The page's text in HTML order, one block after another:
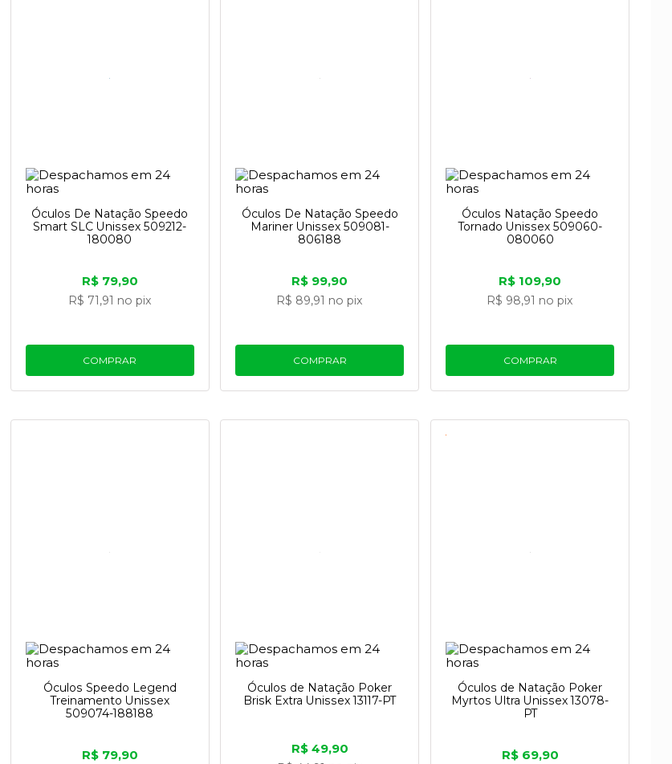
Óculos De Natação Speedo
Smart SLC Unissex 509212-
180080
R$ 79,90
R$ 71,91 no pix
COMPRAR
Óculos De Natação Speedo
Mariner Unissex 509081-
806188
R$ 99,90
R$ 89,91 no pix
COMPRAR
Óculos Natação Speedo
Tornado Unissex 509060-
080060
R$ 109,90
R$ 98,91 no pix
COMPRAR
Óculos Speedo Legend
Treinamento Unissex
509074-188188
R$ 79,90
Óculos de Natação Poker
Brisk Extra Unissex 13117-PT
R$ 49,90
Óculos de Natação Poker
Myrtos Ultra Unissex 13078-
PT
R$ 69,90